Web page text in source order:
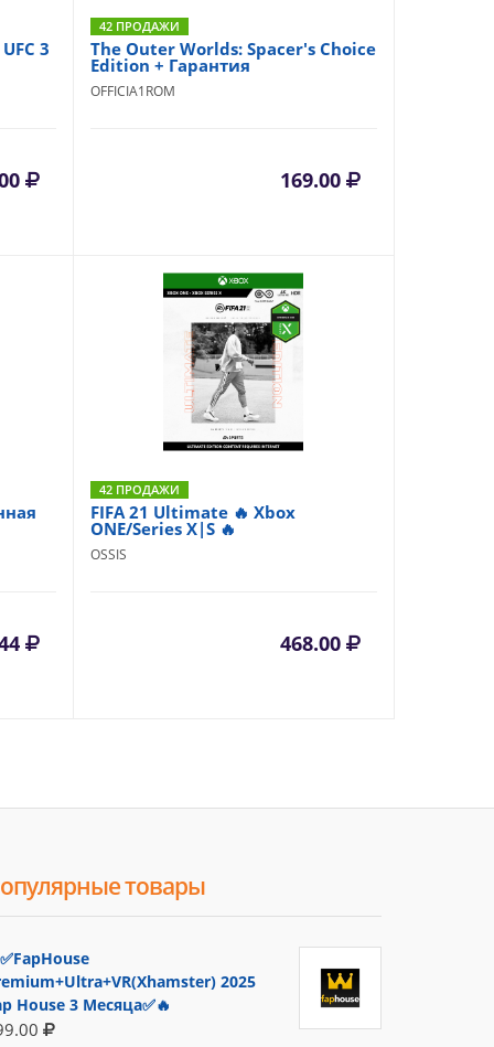
3
42 ПРОДАЖИ
The Outer Worlds: Spacer's Choice
Edition + Гарантия
OFFICIA1ROM
169.00
42 ПРОДАЖИ
FIFA 21 Ultimate 🔥 Xbox
ONE/Series X|S 🔥
OSSIS
468.00
товары
2025
House 3 Месяца✅🔥